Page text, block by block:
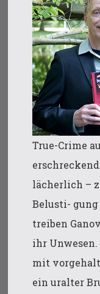
True-Crime
lächerlich –
Belusti-
treiben
ihr
mit
ein uralter